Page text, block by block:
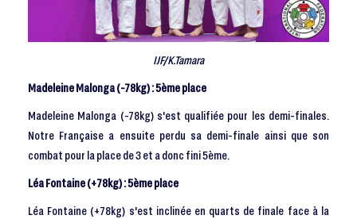
IJF/K.Tamara
Madeleine Malonga (-78kg) : 5ème place
Madeleine Malonga (-78kg) s'est qualifiée pour les demi-finales.
Notre Française a ensuite perdu sa demi-finale ainsi que son
combat pour la place de 3 et a donc fini 5ème.
Léa Fontaine (+78kg) :5ème place
Léa Fontaine (+78kg) s'est inclinée en quarts de finale face à la